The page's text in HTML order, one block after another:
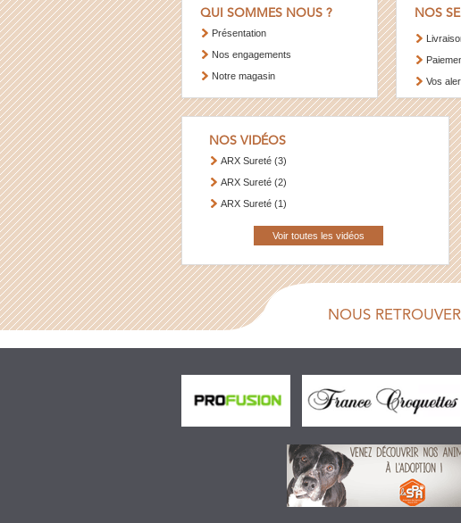
QUI SOMMES NOUS ?
Présentation
Nos engagements
Notre magasin
NOS
Vos
NOS VIDÉOS
ARX Sureté (3)
ARX Sureté (2)
ARX Sureté (1)
Voir toutes les vidéos
NOUS RETROUVER